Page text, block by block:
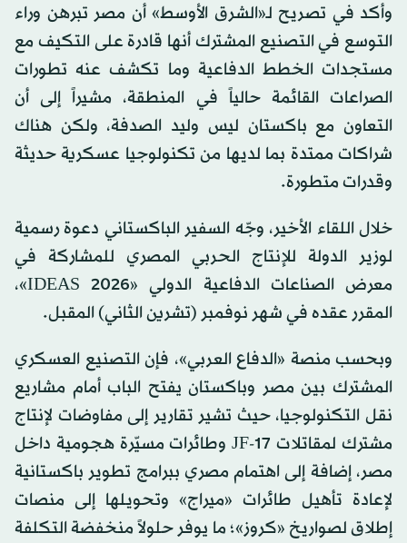
وأكد في تصريح لـ«الشرق الأوسط» أن مصر تبرهن وراء
التوسع في التصنيع المشترك أنها قادرة على التكيف مع
مستجدات الخطط الدفاعية وما تكشف عنه تطورات
الصراعات القائمة حالياً في المنطقة، مشيراً إلى أن
التعاون مع باكستان ليس وليد الصدفة، ولكن هناك
شراكات ممتدة بما لديها من تكنولوجيا عسكرية حديثة
وقدرات متطورة.
خلال اللقاء الأخير، وجّه السفير الباكستاني دعوة رسمية
لوزير الدولة للإنتاج الحربي المصري للمشاركة في
معرض الصناعات الدفاعية الدولي «IDEAS 2026»،
المقرر عقده في شهر نوفمبر (تشرين الثاني) المقبل.
وبحسب منصة «الدفاع العربي»، فإن التصنيع العسكري
المشترك بين مصر وباكستان يفتح الباب أمام مشاريع
نقل التكنولوجيا، حيث تشير تقارير إلى مفاوضات لإنتاج
مشترك لمقاتلات JF-17 وطائرات مسيّرة هجومية داخل
مصر، إضافة إلى اهتمام مصري ببرامج تطوير باكستانية
لإعادة تأهيل طائرات «ميراج» وتحويلها إلى منصات
إطلاق لصواريخ «كروز»؛ ما يوفر حلولاً منخفضة التكلفة